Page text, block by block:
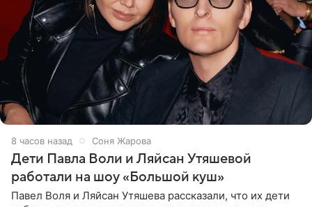
8 часов назад Соня Жарова
Дети Павла Воли и Ляйсан Утяшевой
работали на шоу «Большой куш»
Павел Воля и Ляйсан Утяшева рассказали, что их дети